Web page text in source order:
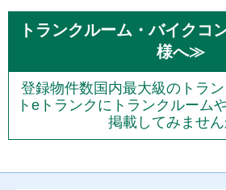
トランクルーム・バイクコ
様へ≫
登録物件数国内最大級のトラ
トeトランクにトランクルーム
掲載してみません